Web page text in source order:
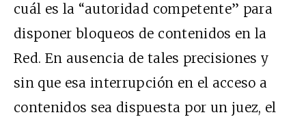
cuál es la “autoridad competente” para
disponer bloqueos de contenidos en la
Red. En ausencia de tales precisiones y
sin que esa interrupción en el acceso a
contenidos sea dispuesta por un juez, el